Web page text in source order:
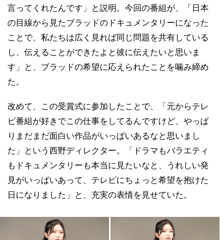
言ってくれたんです」と説明。今回の番組が、「日本
の目線から見たブラッドのドキュメンタリーになった
ことで、私たちは広く見れば同じ問題を共有している
し、伝えることができたよと彼に伝えたいと思いま
す」と、ブラッドの希望に応えられたことを噛み締め
た。
改めて、この受賞式に参加したことで、「元からテレ
ビ番組が好きでこの仕事をしてるんですけど、やっぱ
りまだまだ面白い作品がいっぱいあるなと思いまし
た」という西野ディレクター。「ドラマもバラエティ
もドキュメンタリーも本当に見たいなと、うれしい発
見がいっぱいあって、テレビにちょっと希望を抱けた
日になりました」と、充実の表情を見せていた。